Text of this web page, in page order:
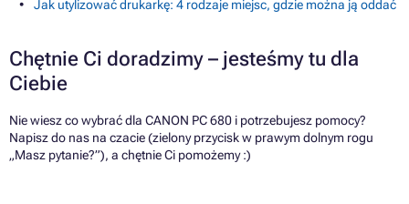
Jak utylizować drukarkę: 4 rodzaje miejsc, gdzie można ją oddać
Chętnie Ci doradzimy – jesteśmy tu dla
Ciebie
Nie wiesz co wybrać dla CANON PC 680 i potrzebujesz pomocy?
Napisz do nas na czacie (zielony przycisk w prawym dolnym rogu
„Masz pytanie?”), a chętnie Ci pomożemy :)